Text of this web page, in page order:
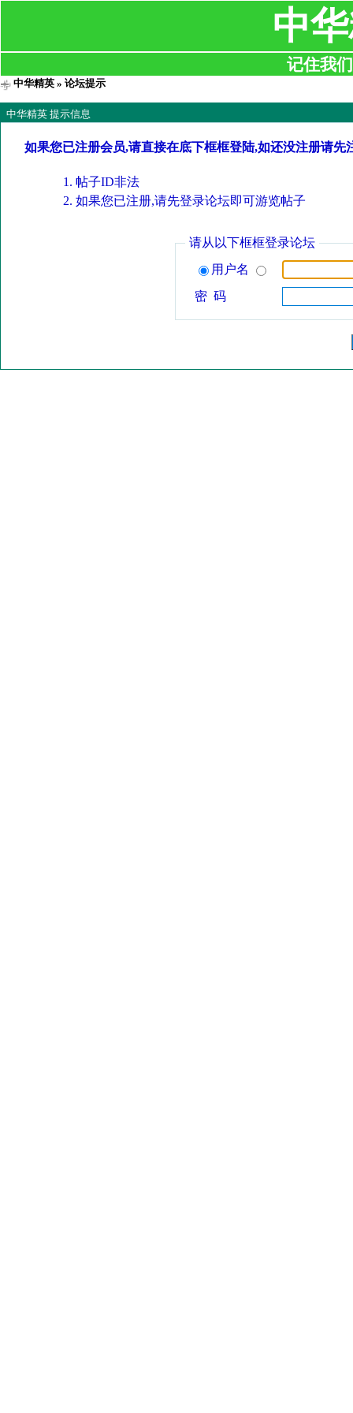
中
记住我
中华精英 » 论坛提示
中华精英 提示信息
如果您已注册会员,请直接在底下框框登陆,如还没注册请先
帖子ID非法
如果您已注册,请先登录论坛即可游览帖子
请从以下框框登录论坛
用户名
密 码